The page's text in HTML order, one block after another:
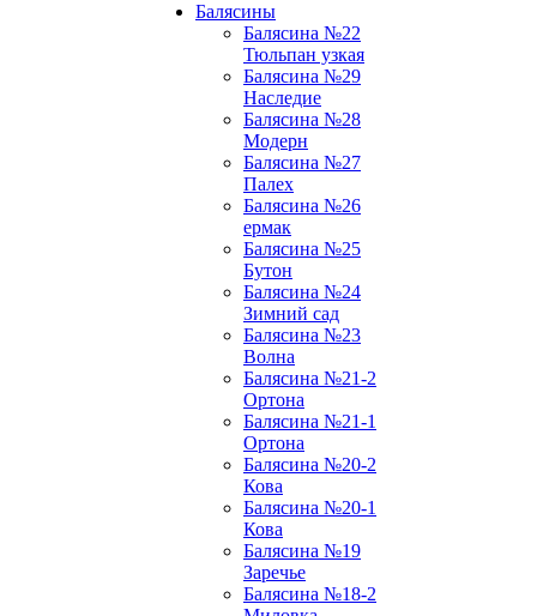
Балясины
Балясина №22
Тюльпан узкая
Балясина №29
Наследие
Балясина №28
Модерн
Балясина №27
Палех
Балясина №26
ермак
Балясина №25
Бутон
Балясина №24
Зимний сад
Балясина №23
Волна
Балясина №21-2
Ортона
Балясина №21-1
Ортона
Балясина №20-2
Кова
Балясина №20-1
Кова
Балясина №19
Заречье
Балясина №18-2